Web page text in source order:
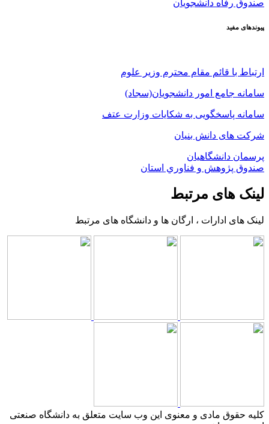
صندوق رفاه دانشجویان
پیوندهای مفید
ارتباط با قائم مقام محترم وزیر علوم
سامانه جامع امور دانشجویان(سجاد)
سامانه پاسخگویی به شکایات وزارت عتف
شرکت های دانش بنیان
پرسمان دانشگاهیان
صندوق پژوهش و فناوري استان
لینک های مرتبط
لینک های ادارات ، ارگان ها و دانشگاه های مرتبط
کلیه حقوق مادی و معنوی این وب سایت متعلق به دانشگاه صنعتی